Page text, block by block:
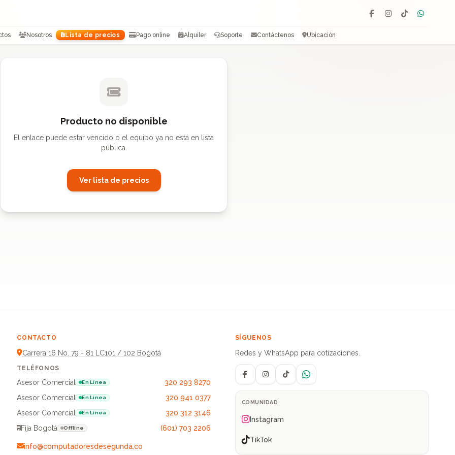
Facebook
Instagram
TikTok
Nosotros Lista de precios Pago online Alquiler Soporte Contáctenos Ubicación
Producto no disponible
El enlace puede estar vencido o el equipo ya no está en lista
pública.
Ver lista de precios
CONTACTO
Carrera 16 No. 79 - 81 LC101 / 102 Bogotá
TELÉFONOS
Asesor Comercial En Línea
320 293 8270
Asesor Comercial
En Línea
320 941 0377
Asesor Comercial
En Línea
320 312 3146
Fija Bogotá
Offline (601) 703 2206
info@computadoresdesegunda.co
SÍGUENOS
Redes y WhatsApp para cotizaciones.
FacebookInstagramTikTokWhatsApp
COMUNIDAD
Instagram
TikTok